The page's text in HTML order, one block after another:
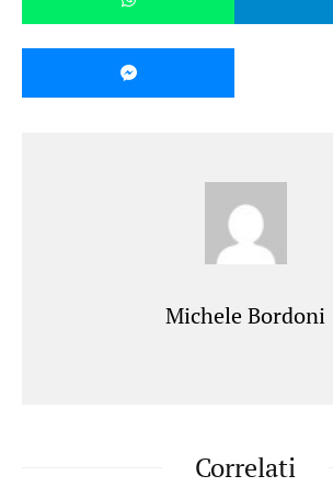
Michele Bordoni
Correlati